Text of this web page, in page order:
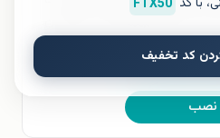
آسان، امکان خرید هزاران
نصب
کد تخفیف